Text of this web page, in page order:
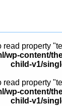
המשך
לטכנולוגיות
read property
wp-content/
child-v1/
read property
wp-content/
child-v1/